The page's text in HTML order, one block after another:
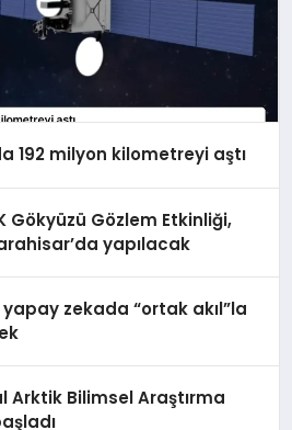
192 milyon kilometreyi aştı
Gökyüzü Gözlem Etkinliği,
yapılacak
zekada “ortak akıl”la
Arktik Bilimsel Araştırma